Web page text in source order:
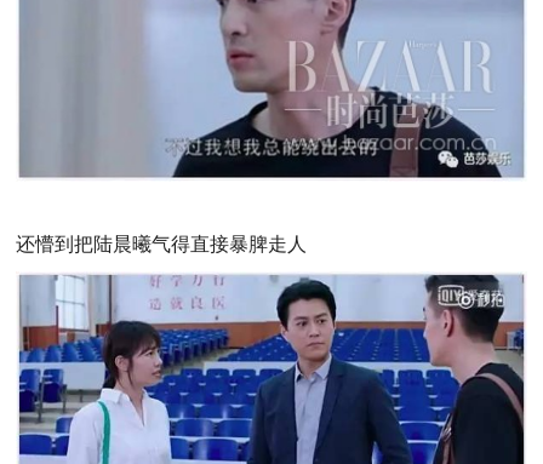
还懵到把陆晨曦气得直接暴脾走人